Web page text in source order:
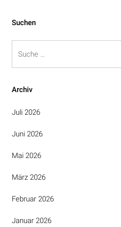
Suchen
Archiv
Juli 2026
Juni 2026
Mai 2026
März 2026
Februar 2026
Januar 2026